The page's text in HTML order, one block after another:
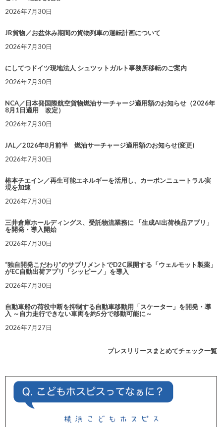
2026年7月30日
JR貨物／お盆休み期間の貨物列車の運転計画について
2026年7月30日
にしてつドイツ現地法人 シュツットガルト事務所移転のご案内
2026年7月30日
NCA／日本発国際航空貨物燃油サーチャージ適用額のお知らせ（2026年
8月1日適用 改定）
2026年7月30日
JAL／2026年8月前半 燃油サーチャージ適用額のお知らせ(変更)
2026年7月30日
椿本チエイン／再生可能エネルギーを活用し、カーボンニュートラル実
現を加速
2026年7月30日
三井倉庫ホールディングス、受託物流業務に 「生成AI出荷検品アプリ」
を開発・導入開始
2026年7月30日
“独自開発こだわり”のサプリメントでD2C展開する「ウェルモット製薬」
がEC自動出荷アプリ「シッピーノ」を導入
2026年7月30日
自動車船の荷役中断を抑制する自動車移動用「スケーター」を開発・導
入 ～自力走行できない車両を約5分で移動可能に～
2026年7月27日
プレスリリースまとめてチェック一覧